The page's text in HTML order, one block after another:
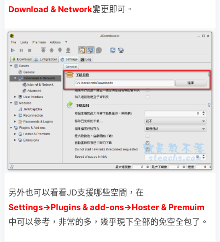
Download & Network變更即可。
另外也可以看看JD支援哪些空間，在
Settings→Plugins & add-ons→Hoster & Premuim
中可以參考，非常的多，幾乎現下全部的免空全包了。